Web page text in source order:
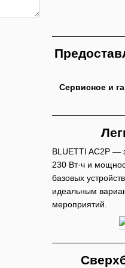
Сервисное и
BLUETTI AC2P —
230 Вт·ч и
базовых
идеальным
мероприятий.